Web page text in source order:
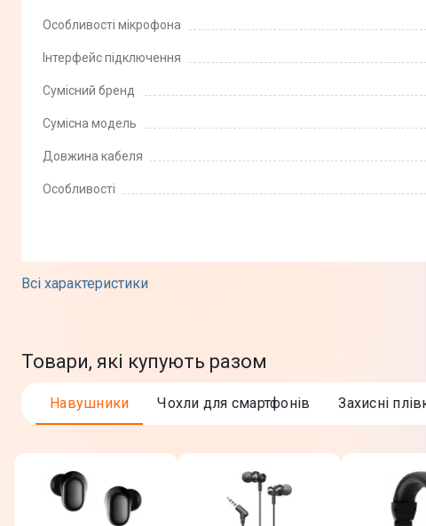
Всі характеристики
Особливості мікрофона
Інтерфейс підключення
Сумісний бренд
Сумісна модель
Довжина кабеля
Особливості
Фізичні характеристики
Комплектація
Юридична інформація
Товари, які купують разом
Навушники Чохли для смартфонів Захисні